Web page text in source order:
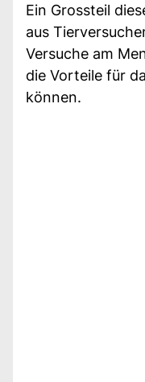
Ein Grossteil
aus
Versuche am
die Vorteile für
können.